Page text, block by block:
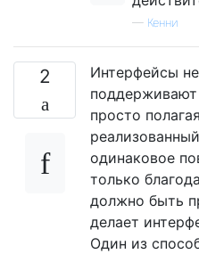
— Кенни
2
Интерфейсы
поддерживают
просто
одинаковое
только
должно быть
делает
Один из